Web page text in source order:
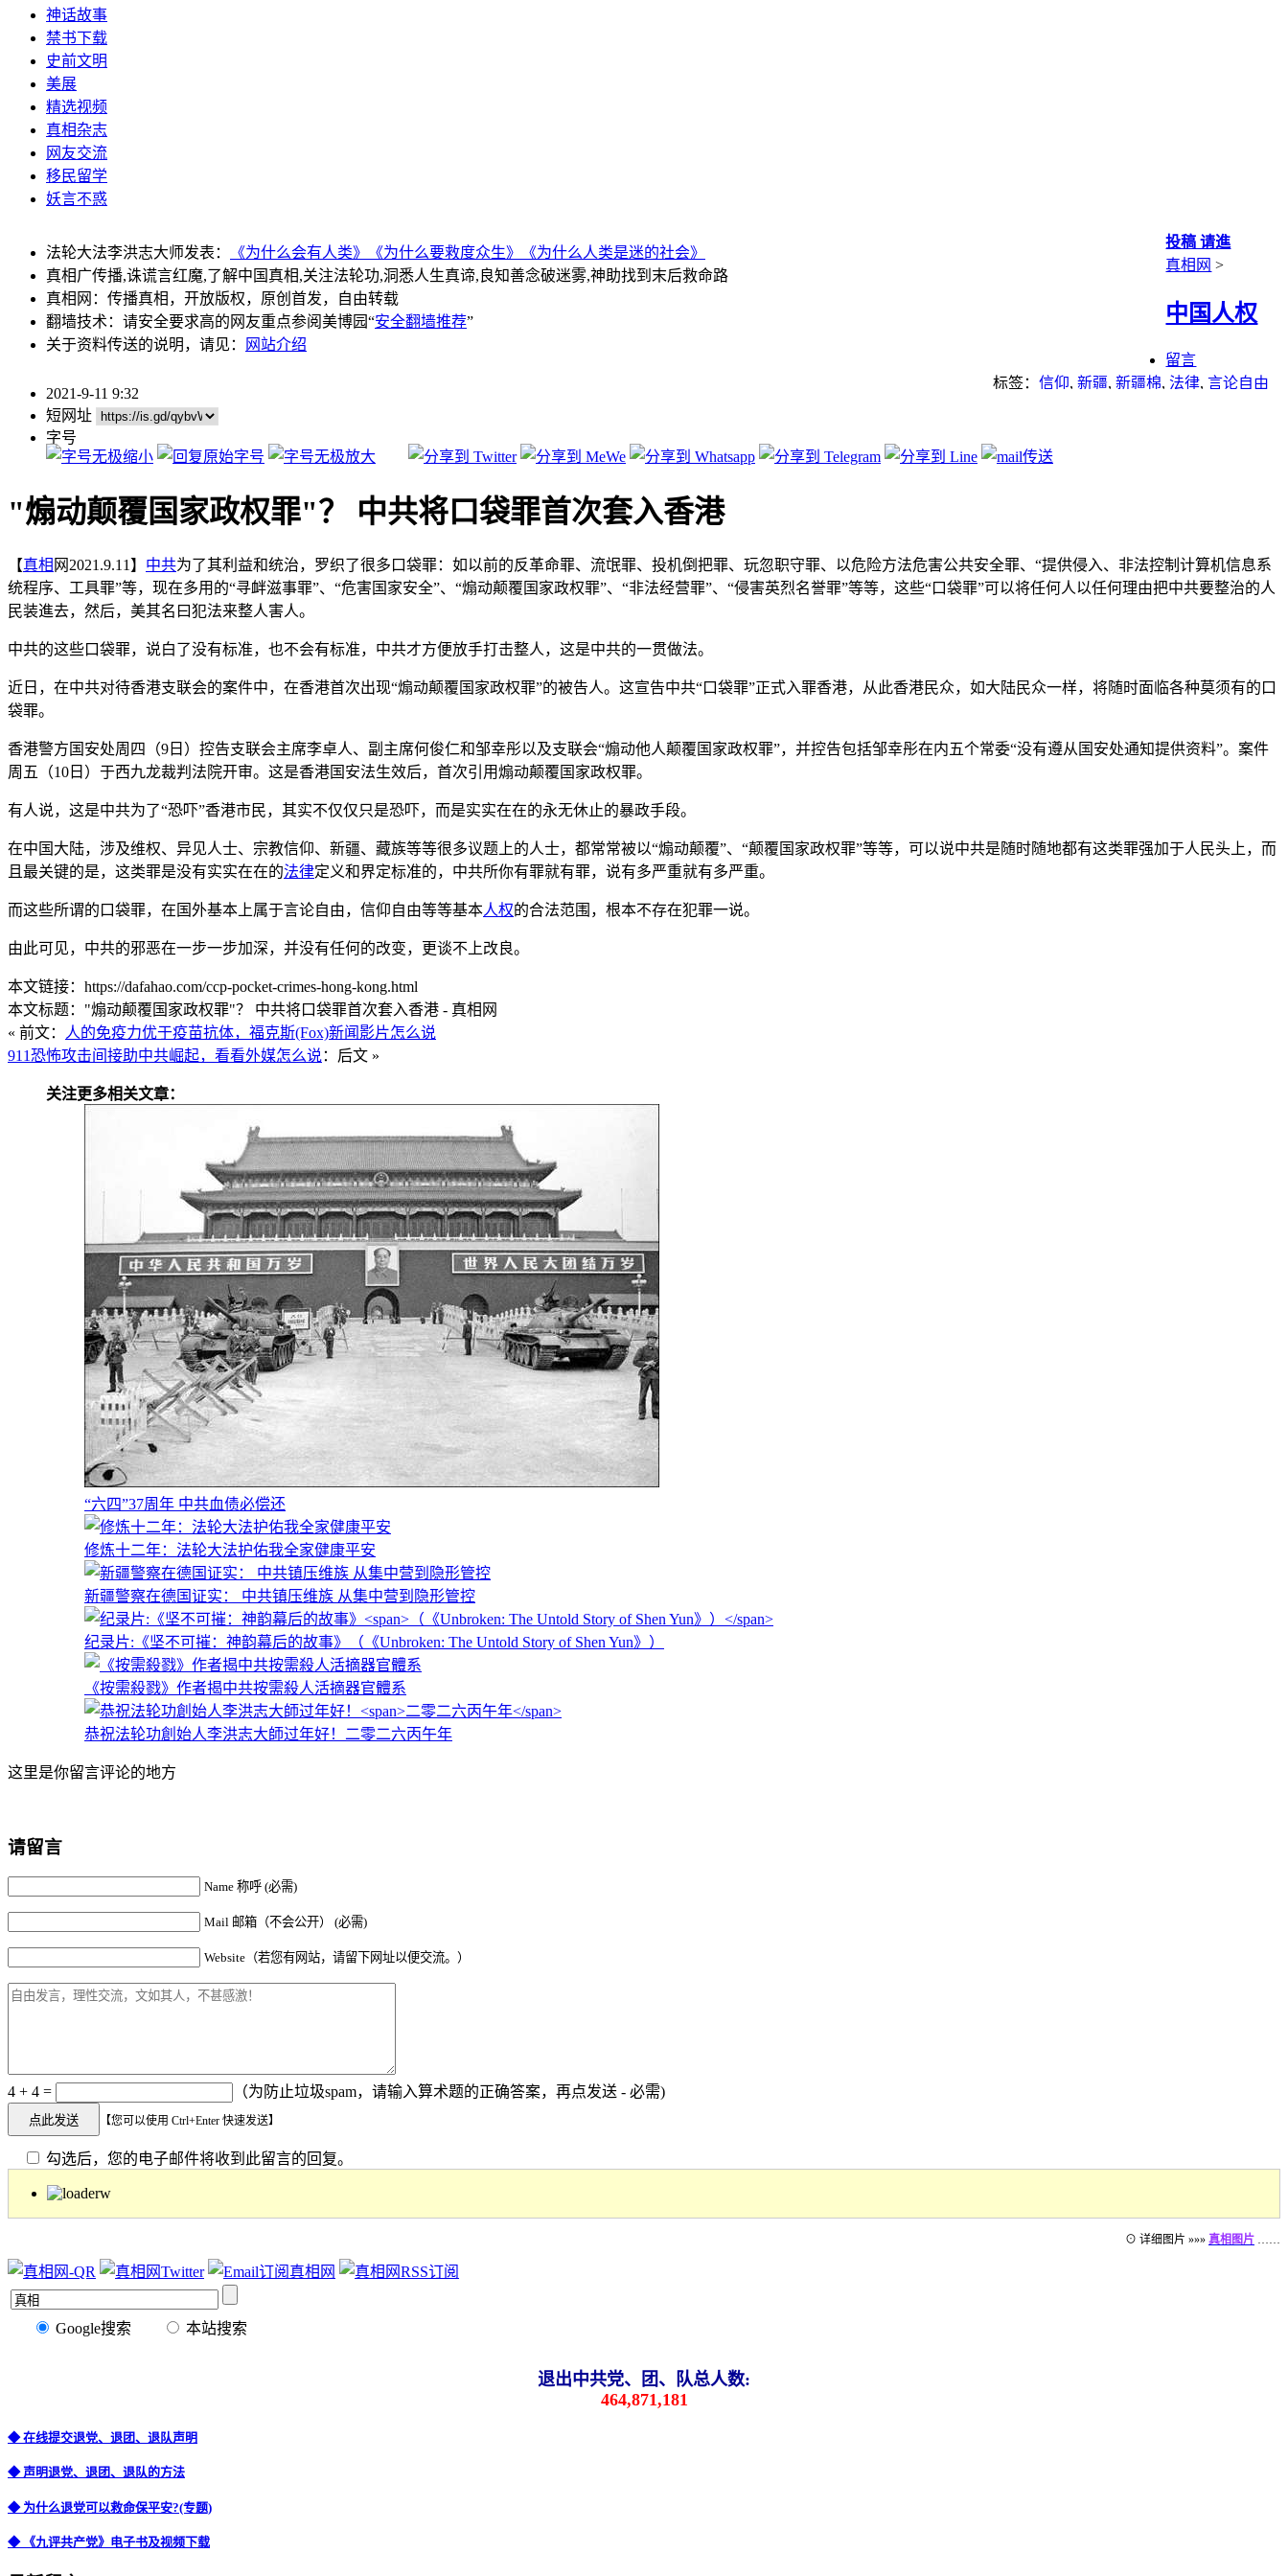
神话故事
禁书下载
史前文明
美展
精选视频
真相杂志
网友交流
移民留学
妖言不惑
法轮大法李洪志大师发表： 《为什么会有人类》 《为什么要救度众生》
《为什么人类是迷的社会》
真相广传播,诛谎言红魔,了解中国真相,关注法轮功,洞悉人生真谛,良知善念破迷雾,神助找到末后救命路
真相网：传播真相，开放版权，原创首发，自由转载
翻墙技术：请安全要求高的网友重点参阅美博园“安全翻墙推荐”
关于资料传送的说明，请见：
网站介绍
投稿 请進
真相网 >
中国人权
留言
标签： 信仰, 新疆, 新疆棉, 法律, 言论自由
2021-9-11 9:32
短网址
字号
"煽动颠覆国家政权罪"？ 中共将口袋罪首次套入香港
【真相 网2021.9.11】 中共为了其利益和统治，罗织了很多口袋罪：如以前的反革命罪、流氓罪、投机倒把罪、玩忽职守罪、以危险方法危害公共安全罪、“提供侵入、非法控制计算机信息系
统程序、工具罪”等，现在多用的“寻衅滋事罪”、“危害国家安全”、“煽动颠覆国家政权罪”、“非法经营罪”、“侵害英烈名誉罪”等等，这些“口袋罪”可以将任何人以任何理由把中共要整治的人
民装進去，然后，美其名曰犯法来整人害人。
中共的这些口袋罪，说白了没有标准，也不会有标准，中共才方便放手打击整人，这是中共的一贯做法。
近日，在中共对待香港支联会的案件中，在香港首次出现“煽动颠覆国家政权罪”的被告人。这宣告中共“口袋罪”正式入罪香港，从此香港民众，如大陆民众一样，将随时面临各种莫须有的口
袋罪。
香港警方国安处周四（9日）控告支联会主席李卓人、副主席何俊仁和邹幸彤以及支联会“煽动他人颠覆国家政权罪”，并控告包括邹幸彤在内五个常委“没有遵从国安处通知提供资料”。案件
周五（10日）于西九龙裁判法院开审。这是香港国安法生效后，首次引用煽动颠覆国家政权罪。
有人说，这是中共为了“恐吓”香港市民，其实不仅仅只是恐吓，而是实实在在的永无休止的暴政手段。
在中国大陆，涉及维权、异见人士、宗教信仰、新疆、藏族等等很多议题上的人士，都常常被以“煽动颠覆”、“颠覆国家政权罪”等等，可以说中共是随时随地都有这类罪强加于人民头上，而
且最关键的是，这类罪是没有实实在在的法律定义和界定标准的，中共所你有罪就有罪，说有多严重就有多严重。
而这些所谓的口袋罪，在国外基本上属于言论自由，信仰自由等等基本人权的合法范围，根本不存在犯罪一说。
由此可见，中共的邪恶在一步一步加深，并没有任何的改变，更谈不上改良。
本文链接：https://dafahao.com/ccp-pocket-crimes-hong-kong.html
本文标题："煽动颠覆国家政权罪"？ 中共将口袋罪首次套入香港 - 真相网
« 前文：
人的免疫力优于疫苗抗体，福克斯(Fox)新闻影片怎么说
911恐怖攻击间接助中共崛起，看看外媒怎么说：后文 »
关注更多相关文章：
“六四”37周年 中共血债必偿还
修炼十二年：法轮大法护佑我全家健康平安
新疆警察在德国证实： 中共镇压维族 从集中营到隐形管控
纪录片:《坚不可摧：神韵幕后的故事》 （《Unbroken: The Untold Story of Shen Yun》）
《按需殺戮》作者揭中共按需殺人活摘器官體系
恭祝法轮功創始人李洪志大師过年好！ 二零二六丙午年
这里是你留言评论的地方
请留言
Name 称呼 (必需)
Mail 邮箱（不会公开） (必需)
Website（若您有网站，请留下网址以便交流。）
4 + 4 = （为防止垃圾spam，请输入算术题的正确答案，再点发送 - 必需)
【您可以使用 Ctrl+Enter 快速发送】
勾选后，您的电子邮件将收到此留言的回复。
⊙ 详细图片 »»» 真相图片 ……
Google搜索 本站搜索
退出中共党、团、队总人数:
464,871,181
◆ 在线提交退党、退团、退队声明
◆ 声明退党、退团、退队的方法
◆ 为什么退党可以救命保平安?(专题)
◆ 《九评共产党》电子书及视频下载